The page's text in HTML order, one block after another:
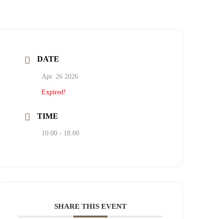
DATE
Apr. 26 2026
Expired!
TIME
10:00 - 18:00
SHARE THIS EVENT